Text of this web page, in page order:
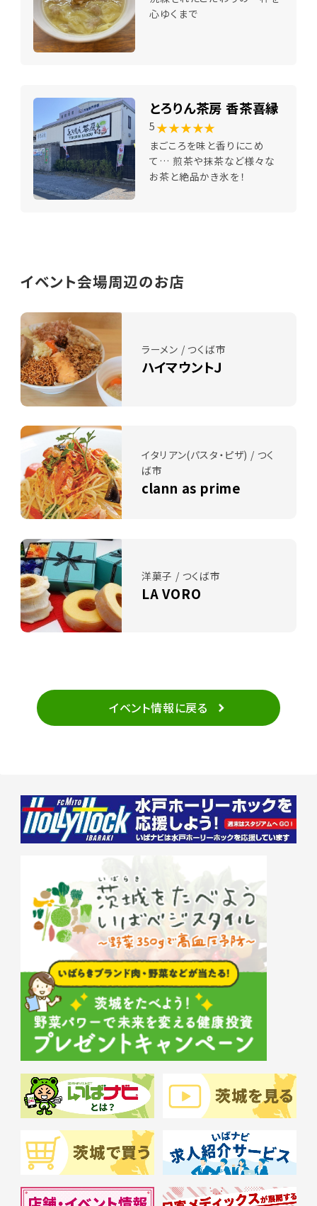
心ゆくまで
とろりん茶房 香茶喜縁
5 ★★★★★
まごころを味と香りにこめ
て… 煎茶や抹茶など様々な
お茶と絶品かき氷を！
イベント会場周辺のお店
ラーメン / つくば市
ハイマウントＪ
イタリアン(パスタ・ピザ) / つく
ば市
clann as prime
洋菓子 / つくば市
LA VORO
イベント情報に戻る